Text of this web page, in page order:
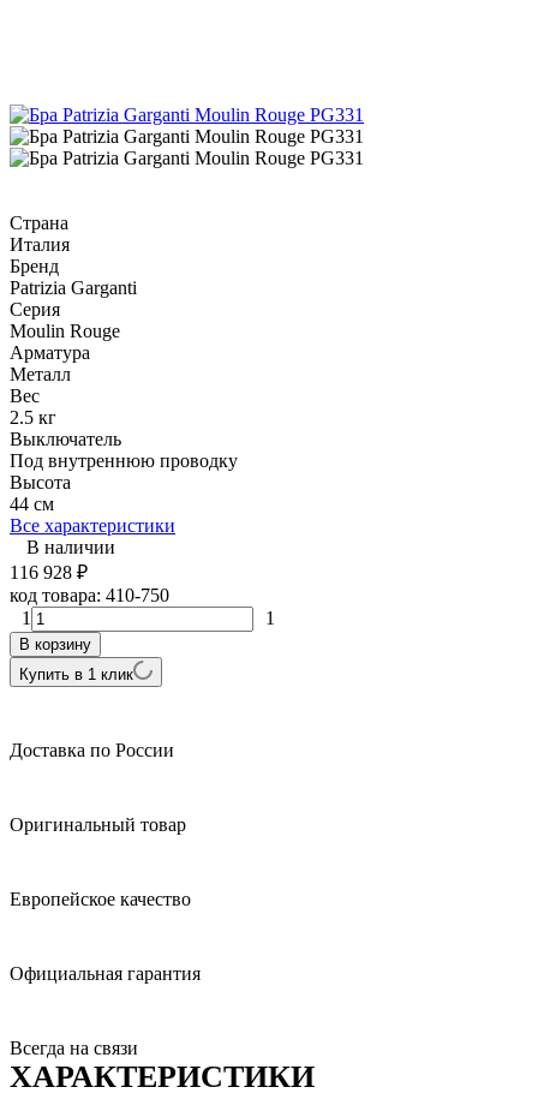
Страна
Италия
Бренд
Patrizia Garganti
Серия
Moulin Rouge
Арматура
Металл
Вес
2.5 кг
Выключатель
Под внутреннюю проводку
Высота
44 см
Все характеристики
В наличии
116 928 ₽
код товара: 410-750
1
1
В корзину
Купить в 1 клик
Доставка по России
Оригинальный товар
Европейское качество
Официальная гарантия
Всегда на связи
ХАРАКТЕРИСТИКИ